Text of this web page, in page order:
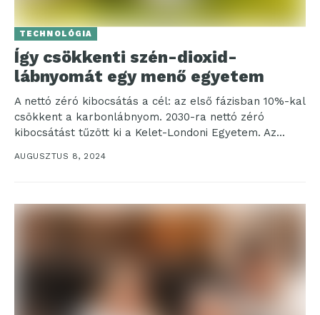
TECHNOLÓGIA
Így csökkenti szén-dioxid-
lábnyomát egy menő egyetem
A nettó zéró kibocsátás a cél: az első fázisban 10%-kal
csökkent a karbonlábnyom. 2030-ra nettó zéró
kibocsátást tűzött ki a Kelet-Londoni Egyetem. Az...
AUGUSZTUS 8, 2024